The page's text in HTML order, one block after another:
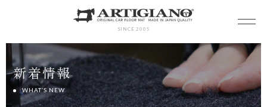
SINCE 2005
新着情報
WHAT’S NEW